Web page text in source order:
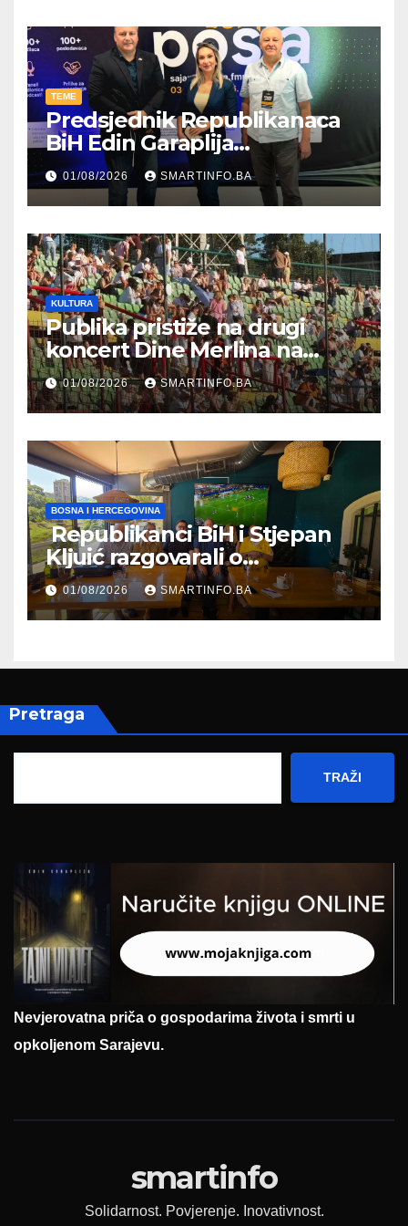
TEME
Predsjednik Republikanaca
BiH Edin Garaplija
prisustvovao prezentaciji
Federalnog sajma
zapošljavanja
01/08/2026 SMARTINFO.BA
KULTURA
Publika pristiže na drugi
koncert Dine Merlina na
Koševu
01/08/2026 SMARTINFO.BA
BOSNA I HERCEGOVINA
Republikanci BiH i Stjepan
Kljuić razgovarali o
evropskom putu Bosne i
Hercegovine
01/08/2026 SMARTINFO.BA
Pretraga
TRAŽI
Nevjerovatna priča o gospodarima života i smrti u
opkoljenom Sarajevu.
smartinfo
Solidarnost. Povjerenje. Inovativnost.